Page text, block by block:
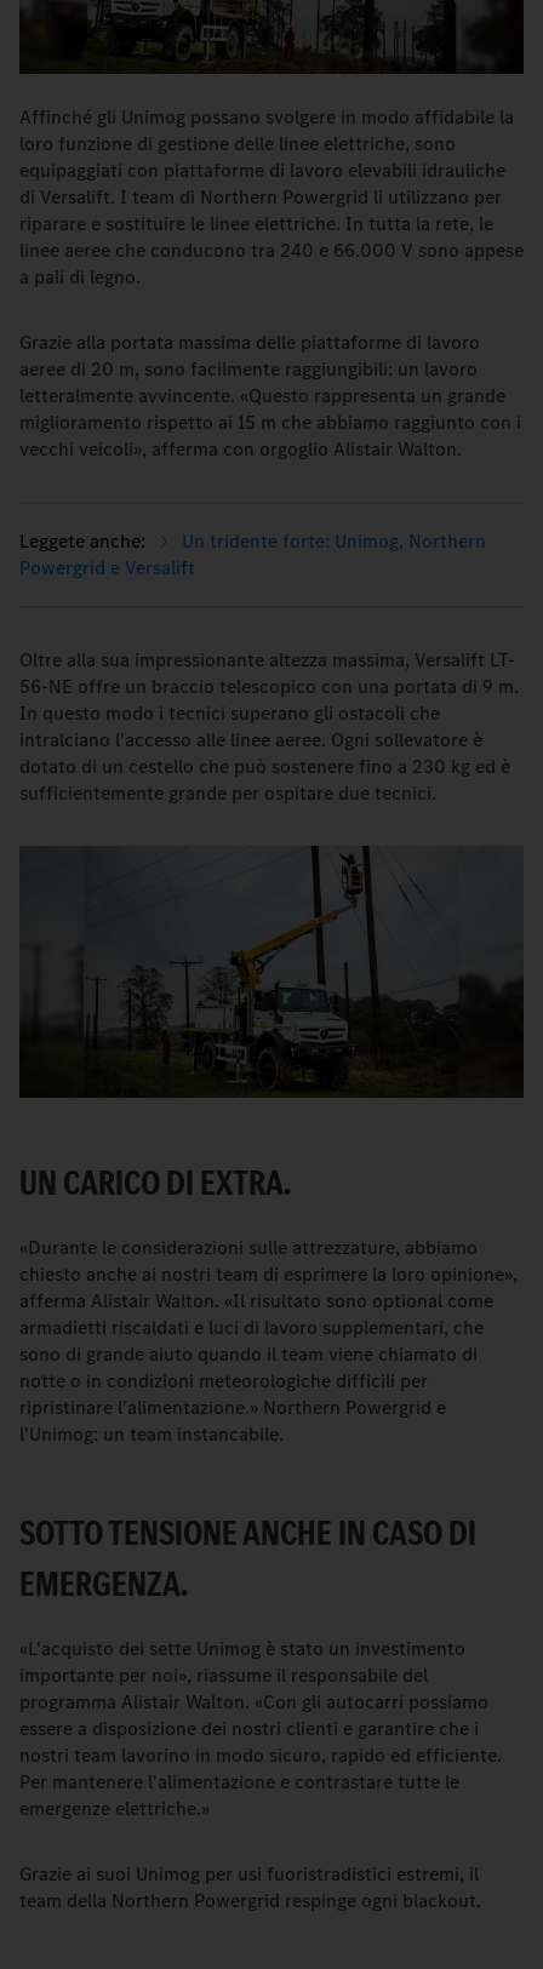
Affinché gli Unimog possano svolgere in modo affidabile la
loro funzione di gestione delle linee elettriche, sono
equipaggiati con piattaforme di lavoro elevabili idrauliche
di Versalift. I team di Northern Powergrid li utilizzano per
riparare e sostituire le linee elettriche. In tutta la rete, le
linee aeree che conducono tra 240 e 66.000 V sono appese
a pali di legno.
Grazie alla portata massima delle piattaforme di lavoro
aeree di 20 m, sono facilmente raggiungibili: un lavoro
letteralmente avvincente. «Questo rappresenta un grande
miglioramento rispetto ai 15 m che abbiamo raggiunto con i
vecchi veicoli», afferma con orgoglio Alistair Walton.
Un tridente forte: Unimog, Northern
Powergrid e Versalift
Oltre alla sua impressionante altezza massima, Versalift LT-
56-NE offre un braccio telescopico con una portata di 9 m.
In questo modo i tecnici superano gli ostacoli che
intralciano l'accesso alle linee aeree. Ogni sollevatore è
dotato di un cestello che può sostenere fino a 230 kg ed è
sufficientemente grande per ospitare due tecnici.
UN CARICO DI EXTRA.
«Durante le considerazioni sulle attrezzature, abbiamo
chiesto anche ai nostri team di esprimere la loro opinione»,
afferma Alistair Walton. «Il risultato sono optional come
armadietti riscaldati e luci di lavoro supplementari, che
sono di grande aiuto quando il team viene chiamato di
notte o in condizioni meteorologiche difficili per
ripristinare l'alimentazione.» Northern Powergrid e
l'Unimog: un team instancabile.
SOTTO TENSIONE ANCHE IN CASO DI
EMERGENZA.
«L'acquisto dei sette Unimog è stato un investimento
importante per noi», riassume il responsabile del
programma Alistair Walton. «Con gli autocarri possiamo
essere a disposizione dei nostri clienti e garantire che i
nostri team lavorino in modo sicuro, rapido ed efficiente.
Per mantenere l'alimentazione e contrastare tutte le
emergenze elettriche.»
Grazie ai suoi Unimog per usi fuoristradistici estremi, il
team della Northern Powergrid respinge ogni blackout.